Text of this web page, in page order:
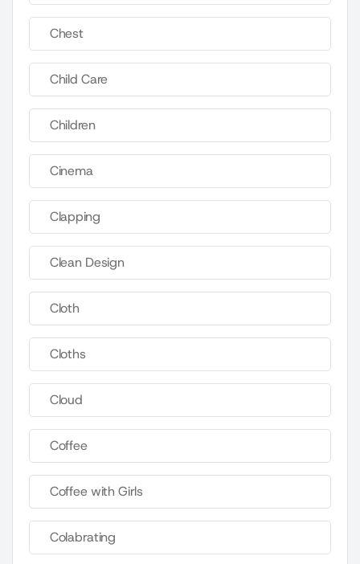
Chest
Child Care
Children
Cinema
Clapping
Clean Design
Cloth
Cloths
Cloud
Coffee
Coffee with Girls
Colabrating